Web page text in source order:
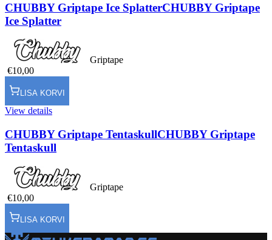
CHUBBY Griptape Ice SplatterCHUBBY Griptape
Ice Splatter
Griptape
€10,00
LISA KORVI
View details
CHUBBY Griptape TentaskullCHUBBY Griptape
Tentaskull
Griptape
€10,00
LISA KORVI